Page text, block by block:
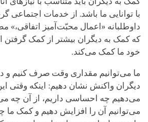
با توانایی ما باشد. از خدمات اجتماعی
داوطلبانه «اعمال محبّت‌آمیز اتفاقی،»
که کمک به دیگران بیشتر از کمک گرفتن
خود ما کمک می‌کند.
ما می‌توانیم مقداری وقت صرف کنیم و
دیگران واکنش نشان دهیم: اینکه وقتی
می‌دهیم چه احساسی داریم، از آن چه
می‌توانیم آن را افزایش دهیم و کمک ما